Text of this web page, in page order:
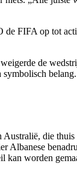
de FIFA op tot
de
die
Albanese
kan worden